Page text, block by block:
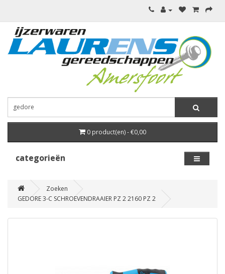
0 product(en) - €0,00
categorieën
Zoeken
GEDORE 3-C SCHROEVENDRAAIER PZ 2 2160 PZ 2